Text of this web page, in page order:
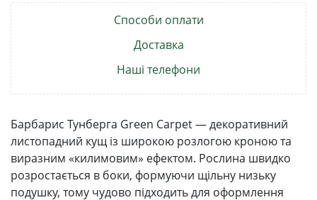
Способи оплати
Доставка
Наші телефони
Барбарис Тунберга Green Carpet — декоративний
листопадний кущ із широкою розлогою кроною та
виразним «килимовим» ефектом. Рослина швидко
розростається в боки, формуючи щільну низьку
подушку, тому чудово підходить для оформлення